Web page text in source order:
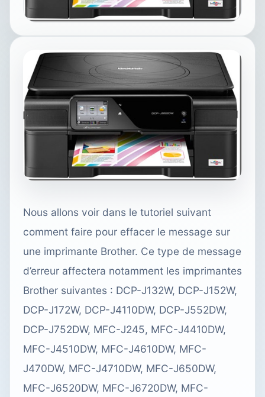
Nous allons voir dans le tutoriel suivant
comment faire pour effacer le message sur
une imprimante Brother. Ce type de message
d’erreur affectera notamment les imprimantes
Brother suivantes : DCP-J132W, DCP-J152W,
DCP-J172W, DCP-J4110DW, DCP-J552DW,
DCP-J752DW, MFC-J245, MFC-J4410DW,
MFC-J4510DW, MFC-J4610DW, MFC-
J470DW, MFC-J4710DW, MFC-J650DW,
MFC-J6520DW, MFC-J6720DW, MFC-